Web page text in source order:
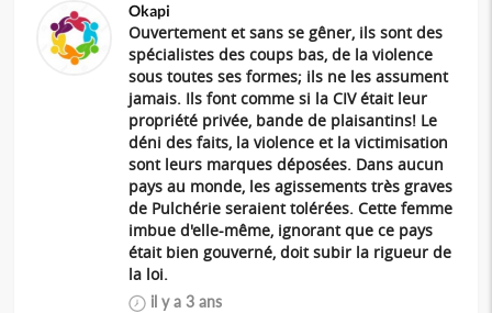
Okapi
Ouvertement et sans se gêner, ils sont des
spécialistes des coups bas, de la violence
sous toutes ses formes; ils ne les assument
jamais. Ils font comme si la CIV était leur
propriété privée, bande de plaisantins! Le
déni des faits, la violence et la victimisation
sont leurs marques déposées. Dans aucun
pays au monde, les agissements très graves
de Pulchérie seraient tolérées. Cette femme
imbue d'elle-même, ignorant que ce pays
était bien gouverné, doit subir la rigueur de
la loi.
il y a 3 ans